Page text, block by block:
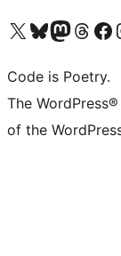
Bezoek ons X (voorheen Twitter) account
Bezoek onze Bluesky account
Bezoek ons Mastodon
Bezoek onze
Onze
Code is Poetry.
The
of the